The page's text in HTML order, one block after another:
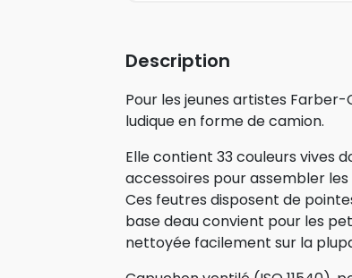
Description
Pour les jeunes artistes
ludique en forme de camion.
Elle contient 33 couleurs vives
accessoires pour assembler
Ces feutres disposent de
base deau convient pour les
nettoyée facilement sur la